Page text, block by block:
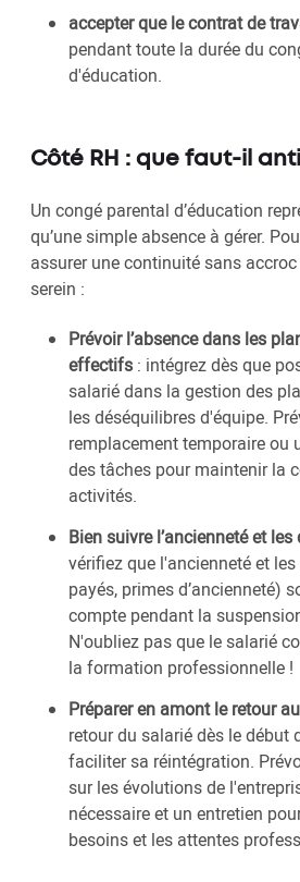
accepter que le contrat de
pendant toute la durée du
d'éducation.
Côté RH : que faut-il
Un congé parental d’éducation
qu’une simple absence à gérer.
assurer une continuité sans
serein :
Prévoir l’absence dans les
effectifs : intégrez dès que
salarié dans la gestion des
les déséquilibres d'équipe.
remplacement temporaire ou
des tâches pour maintenir la
activités.
Bien suivre l’ancienneté et
vérifiez que l'ancienneté et
payés, primes d’ancienneté)
compte pendant la
N'oubliez pas que le salarié
la formation professionnelle !
Préparer en amont le retour
retour du salarié dès le début
faciliter sa réintégration.
sur les évolutions de
nécessaire et un entretien
besoins et les attentes